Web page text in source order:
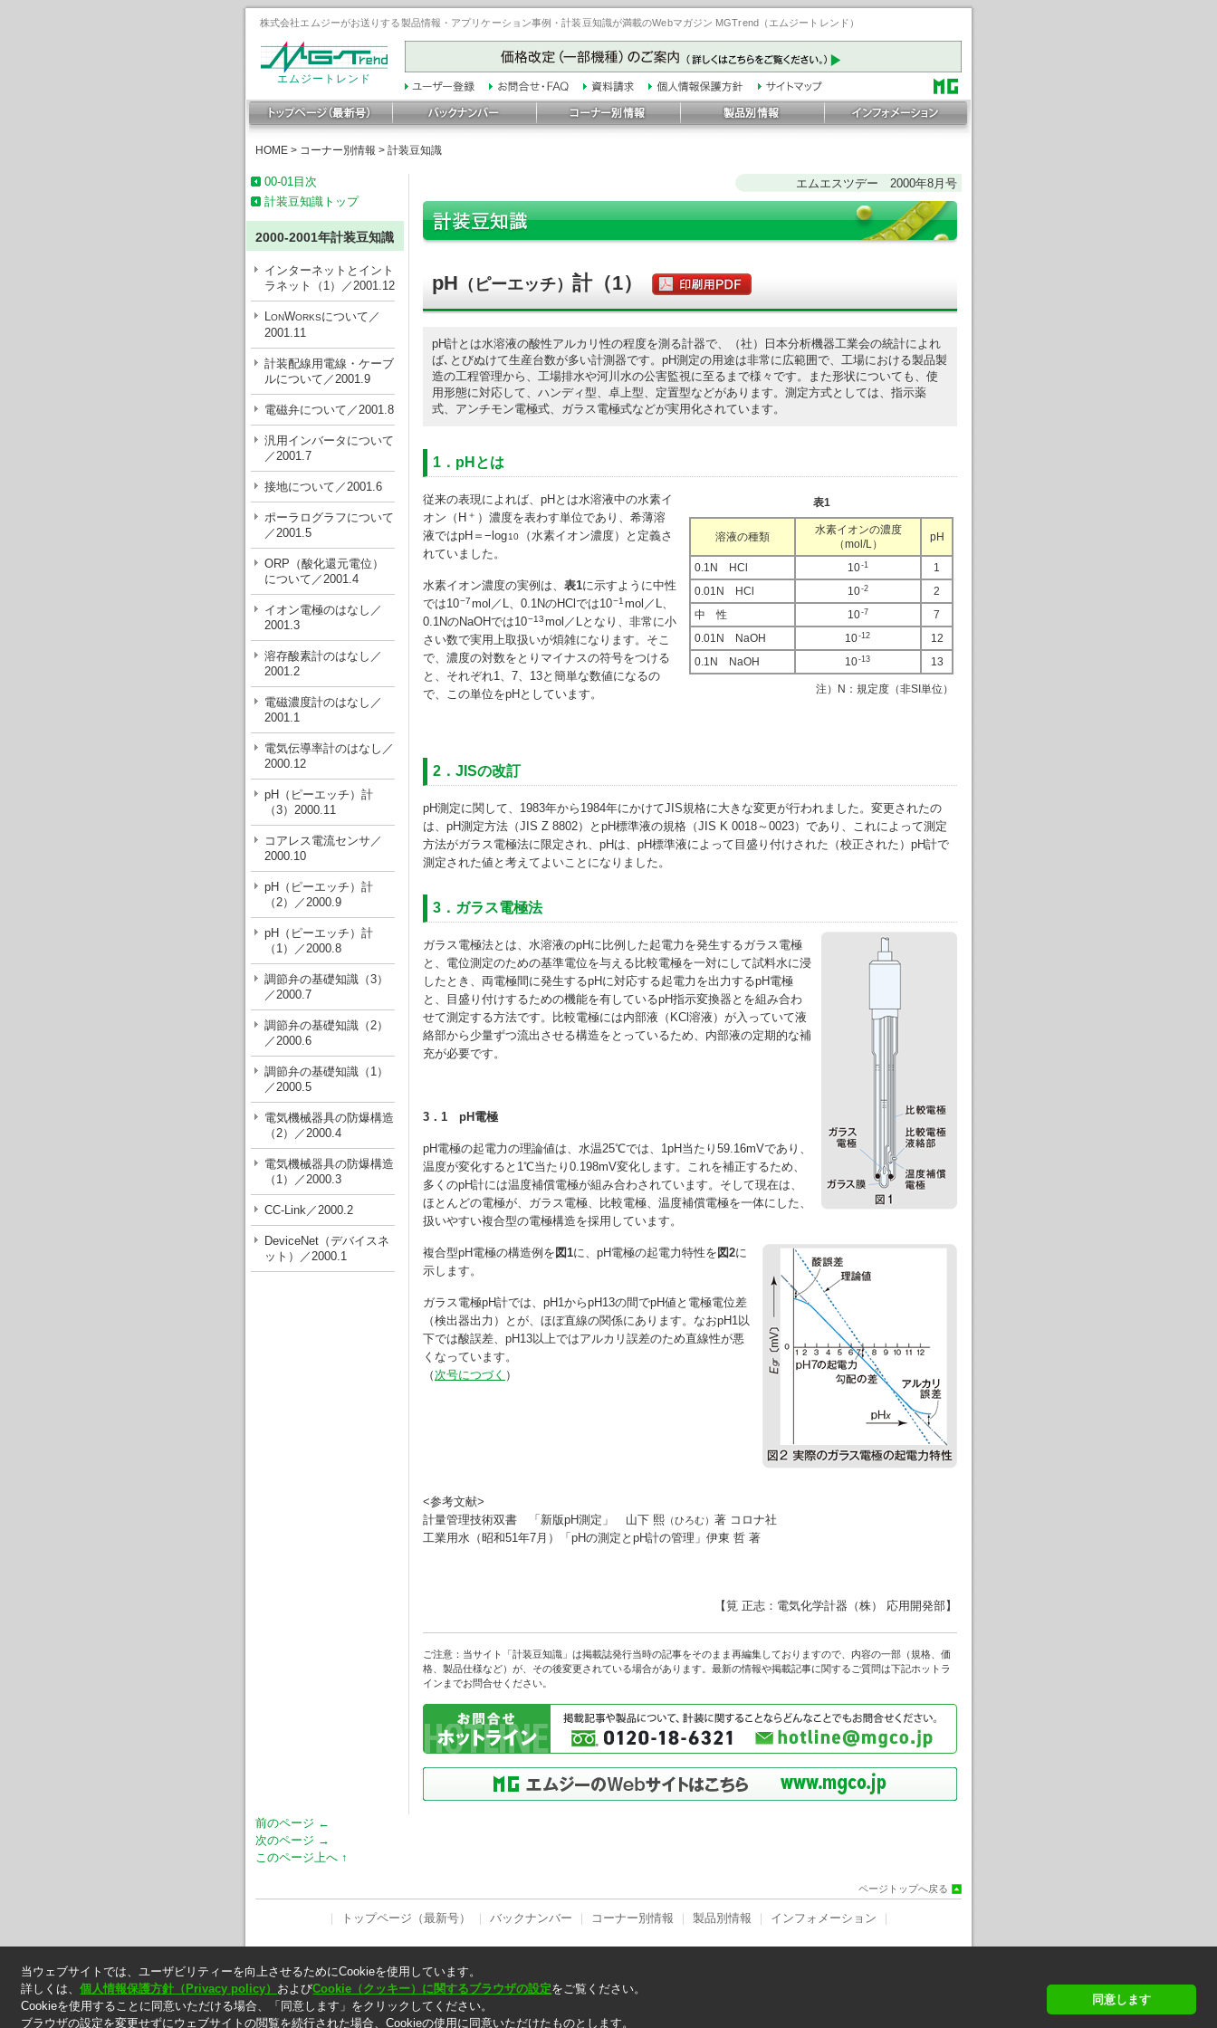
当ウェブサイトでは、ユーザビリティーを向上させるためにCookieを使用しています。
詳しくは、個人情報保護方針（Privacy policy） およびCookie（クッキー）に関するブラウザの設定をご覧ください。
Cookieを使用することに同意いただける場合、「同意します」をクリックしてください。
ブラウザの設定を変更せずにウェブサイトの閲覧を続行された場合、Cookieの使用に同意いただけたものとします。
同意します
株式会社エムジーがお送りする製品情報・アプリケーション事例・計装豆知識が満載のWebマガジン MGTrend（エムジートレンド）
エムジートレンド
HOME > コーナー別情報 > 計装豆知識
00-01目次
計装豆知識トップ
2000-2001年計装豆知識
インターネットとイント
ラネット（1）／2001.12
LONWORKSについて／
2001.11
計装配線用電線・ケーブ
ルについて／2001.9
電磁弁について／2001.8
汎用インバータについて
／2001.7
接地について／2001.6
ポーラログラフについて
／2001.5
ORP（酸化還元電位）
について／2001.4
イオン電極のはなし／
2001.3
溶存酸素計のはなし／
2001.2
電磁濃度計のはなし／
2001.1
電気伝導率計のはなし／
2000.12
pH（ピーエッチ）計
（3）2000.11
コアレス電流センサ／
2000.10
pH（ピーエッチ）計
（2）／2000.9
pH（ピーエッチ）計
（1）／2000.8
調節弁の基礎知識（3）
／2000.7
調節弁の基礎知識（2）
／2000.6
調節弁の基礎知識（1）
／2000.5
電気機械器具の防爆構造
（2）／2000.4
電気機械器具の防爆構造
（1）／2000.3
CC-Link／2000.2
DeviceNet（デバイスネ
ット）／2000.1
エムエスツデー 2000年8月号
pH （ピーエッチ） 計（1）
pH計とは水溶液の酸性アルカリ性の程度を測る計器で、（社）日本分析機器工業会の統計によれ
ば､とびぬけて生産台数が多い計測器です。pH測定の用途は非常に広範囲で、工場における製品製
造の工程管理から、工場排水や河川水の公害監視に至るまで様々です。また形状についても、使
用形態に対応して、ハンディ型、卓上型、定置型などがあります。測定方式としては、指示薬
式、アンチモン電極式、ガラス電極式などが実用化されています。
1．pHとは
表1
溶液の種類
水素イオンの濃度
（mol/L）
pH
0.1N HCl 10-1
1
0.01N HCl
10-2
2
中 性
10-7
7
0.01N NaOH
10-12
12
0.1N NaOH
10-13 13
注）N：規定度（非SI単位）
従来の表現によれば、pHとは水溶液中の水素イ
オン（H ＋ ）濃度を表わす単位であり、希薄溶
液ではpH＝−log10
（水素イオン濃度）と定義さ
れていました。
水素イオン濃度の実例は、 表1に示すように中性
では10−7mol／L、0.1NのHClでは10−1 mol／L、
0.1NのNaOHでは10−13mol／Lとなり、非常に小
さい数で実用上取扱いが煩雑になります。そこ
で、濃度の対数をとりマイナスの符号をつける
と、それぞれ1、7、13と簡単な数値になるの
で、この単位をpHとしています。
2．JISの改訂
pH測定に関して、1983年から1984年にかけてJIS規格に大きな変更が行われました。変更されたの
は、pH測定方法（JIS Z 8802）とpH標準液の規格（JIS K 0018～0023）であり、これによって測定
方法がガラス電極法に限定され、pHは、pH標準液によって目盛り付けされた（校正された）pH計で
測定された値と考えてよいことになりました。
3．ガラス電極法
ガラス電極法とは、水溶液のpHに比例した起電力を発生するガラス電極
と、電位測定のための基準電位を与える比較電極を一対にして試料水に浸
したとき、両電極間に発生するpHに対応する起電力を出力するpH電極
と、目盛り付けするための機能を有しているpH指示変換器とを組み合わ
せて測定する方法です。比較電極には内部液（KCl溶液）が入っていて液
絡部から少量ずつ流出させる構造をとっているため、内部液の定期的な補
充が必要です。
3．1 pH電極
pH電極の起電力の理論値は、水温25℃では、1pH当たり59.16mVであり、
温度が変化すると1℃当たり0.198mV変化します。これを補正するため、
多くのpH計には温度補償電極が組み合わされています。そして現在は、
ほとんどの電極が、ガラス電極、比較電極、温度補償電極を一体にした、
扱いやすい複合型の電極構造を採用しています。
複合型pH電極の構造例を 図1に、pH電極の起電力特性を 図2に
示します。
ガラス電極pH計では、pH1からpH13の間でpH値と電極電位差
（検出器出力）とが、ほぼ直線の関係にあります。なおpH1以
下では酸誤差、pH13以上ではアルカリ誤差のため直線性が悪
くなっています。
（次号につづく ）
<参考文献>
計量管理技術双書 「新版pH測定」 山下 熙 （ひろむ） 著 コロナ社
工業用水（昭和51年7月）「pHの測定とpH計の管理」伊東 哲 著
【筧 正志：電気化学計器（株） 応用開発部】
ご注意：当サイト「計装豆知識」は掲載誌発行当時の記事をそのまま再編集しておりますので、内容の一部（規格、価
格、製品仕様など）が、その後変更されている場合があります。最新の情報や掲載記事に関するご質問は下記ホットラ
インまでお問合せください。
前のページ ←
次のページ →
このページ上へ ↑
ページトップへ戻る
トップページ（最新号） バックナンバー コーナー別情報 製品別情報 インフォメーション
エムジートレンド
Copyright © 2005 MG Co., Ltd. All rights reserved.